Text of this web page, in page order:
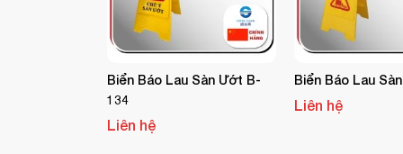
Liên hệ ngay để được tư vấn và báo giá:
Website:
https://hoanmyhotelsupply.com
Email:info@hoanmyhotelsupply.com
Biển Báo Lau Sàn Ướt B-
134
Liên hệ
Biển Báo Lau
Liên hệ